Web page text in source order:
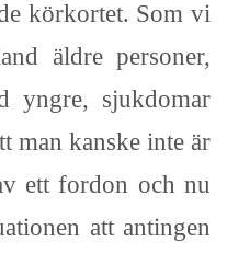
körkortet. Som vi
äldre personer,
yngre, sjukdomar
man kanske inte är
ett fordon och nu
att antingen